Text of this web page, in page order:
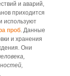
и аварий,
приходится
используют
проб. Данные
и хранения
Они
.